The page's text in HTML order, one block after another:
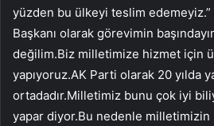
yüzden bu ülkeyi teslim edemeyiz.”
Başkanı olarak görevimin
değilim.Biz milletimize hizmet için
yapıyoruz.AK Parti olarak 20 yılda
ortadadır.Milletimiz bunu çok iyi
yapar diyor.Bu nedenle milletimizin